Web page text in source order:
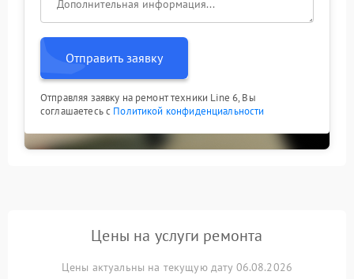
Отправить заявку
Отправляя заявку на ремонт техники Line 6, Вы
соглашаетесь с Политикой конфиденциальности
Цены на услуги ремонта
Цены актуальны на текущую дату 06.08.2026